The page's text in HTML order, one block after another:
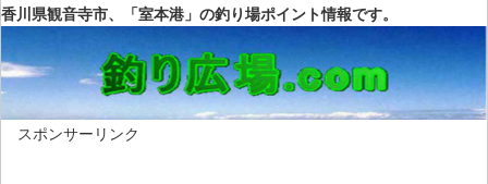
香川県観音寺市、「室本港」の釣り場ポイント情報です。
スポンサーリンク